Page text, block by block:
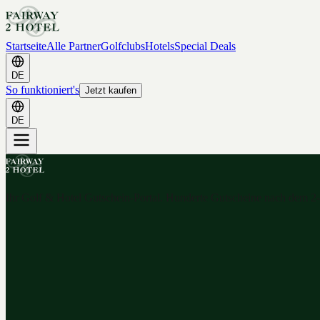
StartseiteAlle PartnerGolfclubsHotelsSpecial Deals
DE
So funktioniert's Jetzt kaufen
DE